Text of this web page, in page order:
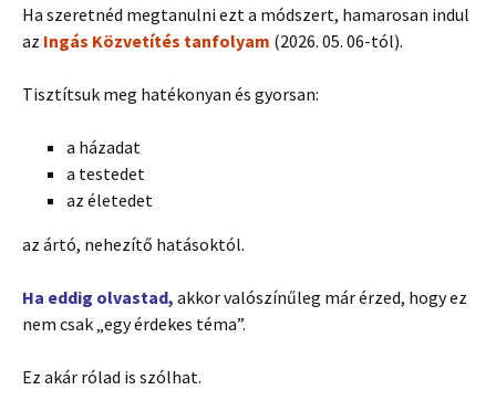
Ha szeretnéd megtanulni ezt a módszert, hamarosan indul
az Ingás Közvetítés tanfolyam (2026. 05. 06-tól).
Tisztítsuk meg hatékonyan és gyorsan:
a házadat
a testedet
az életedet
az ártó, nehezítő hatásoktól.
Ha eddig olvastad, akkor valószínűleg már érzed, hogy ez
nem csak „egy érdekes téma”.
Ez akár rólad is szólhat.